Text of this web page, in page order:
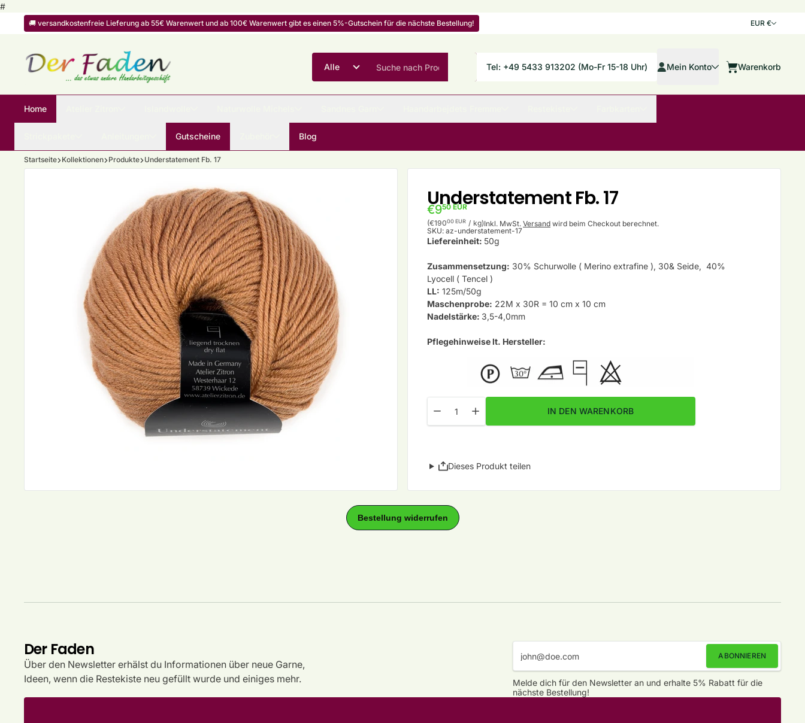
#Zum Inhalt springen
🚚 versandkostenfreie Lieferung ab 55€ Warenwert und ab 100€ Warenwert gibt es einen 5%-Gutschein für die nächste Bestellung! Land/
EUR €
Tel: +49 5433 913202 (Mo-Fr 15-18 Uhr)
Mein Konto
Mein Konto Warenkorb
Warenkorb
Home
Gutscheine Blog
Startseite Kollektionen Produkte Understatement Fb. 17
Understatement Fb. 17
€950 EUR
Stückpreis
(€19000 EUR / pro
kg)Inkl. MwSt. Versand wird beim Checkout berechnet.
SKU: az-understatement-17
Liefereinheit: 50g
Zusammensetzung: 30% Schurwolle ( Merino extrafine ), 30& Seide, 40%
Lyocell ( Tencel )
LL: 125m/50g
Maschenprobe: 22M x 30R = 10 cm x 10 cm
Nadelstärke: 3,5-4,0mm
Pflegehinweise lt. Hersteller:
Menge für Understatement Fb. 17 verringern
Menge für Understatement Fb. 17 erhöhen
IN DEN WARENKORB
Dieses Produkt teilen
Der Faden
Über den Newsletter erhälst du Informationen über neue Garne,
Ideen, wenn die Restekiste neu gefüllt wurde und einiges mehr.
ABONNIEREN
Melde dich für den Newsletter an und erhalte 5% Rabatt für die
nächste Bestellung!